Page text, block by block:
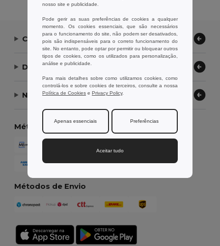
Contate-nos
Deixe-nos ajudar
Nossa Empresa
Métodos de Pagamento
Métodos de Envio
nosso site e publicidade.
Pode gerir as suas preferências de cookies a qualquer
momento. Os cookies essenciais, que são necessários
para o funcionamento do site, não podem ser desativados,
pois são indispensáveis para o correto funcionamento do
site. No entanto, pode optar por permitir ou bloquear outros
tipos de cookies, como os utilizados para personalização,
análise e publicidade.
Para mais detalhes sobre como utilizamos cookies, como
controlá-los e sobre cookies de terceiros, consulte a nossa
Política de Cookies e Privacy Policy.
Apenas essenciais Preferências
Aceitar tudo